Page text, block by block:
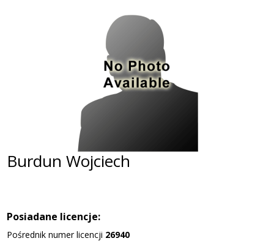
Burdun Wojciech
Posiadane licencje:
Pośrednik numer licencji 26940